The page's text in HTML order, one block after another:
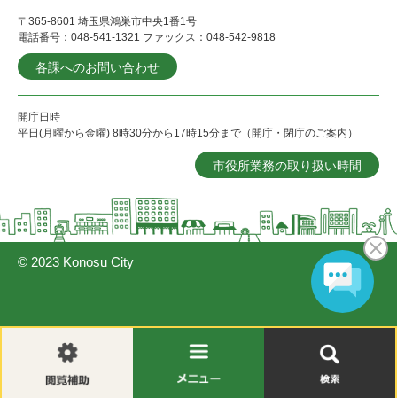
〒365-8601 埼玉県鴻巣市中央1番1号
電話番号：048-541-1321 ファックス：048-542-9818
各課へのお問い合わせ
開庁日時
平日(月曜から金曜) 8時30分から17時15分まで（開庁・閉庁のご案内）
市役所業務の取り扱い時間
© 2023 Konosu City